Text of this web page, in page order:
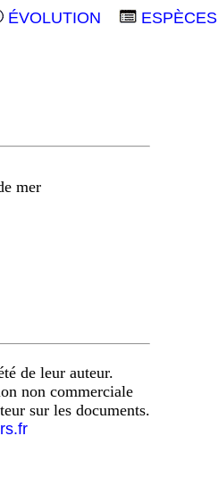
ÉVOLUTION ESPÈCES
mer
de leur auteur.
non commerciale
sur les documents.